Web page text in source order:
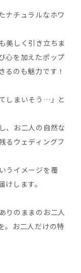
ナチュラルなホワ
美しく引き立ちま
心を加えたポップ
るのも魅力です！
しまいそう…」と
、お二人の自然な
るウェディングフ
うイメージを覆
します。
りのままのお二人
。お二人だけの特